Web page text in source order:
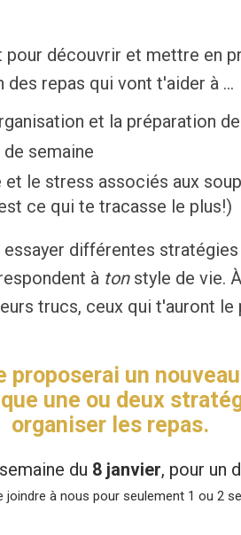
découvrir et mettre en
repas qui vont t'aider à ...
et la préparation
semaine
et le stress associés aux
ce qui te tracasse le plus!)
ssayer différentes
à tonstyle de vie.
trucs, ceux qui t'auront le
proposerai un
une ou deux
organiser les repas.
du 8 janvier, pour un
joindre à nous pour seulement 1 ou 2